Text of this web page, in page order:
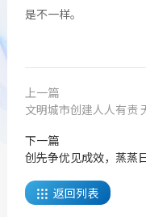
是不一样。
上一篇
文明城市创建人人有责
下一篇
创先争优见成效，蒸蒸
 返回列表